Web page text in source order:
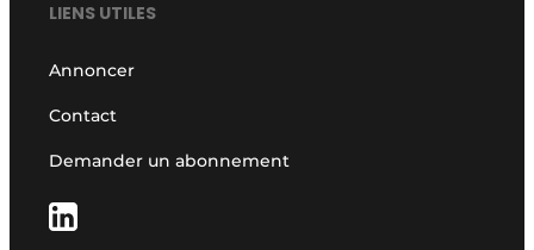
LIENS UTILES
Annoncer
Contact
Demander un abonnement